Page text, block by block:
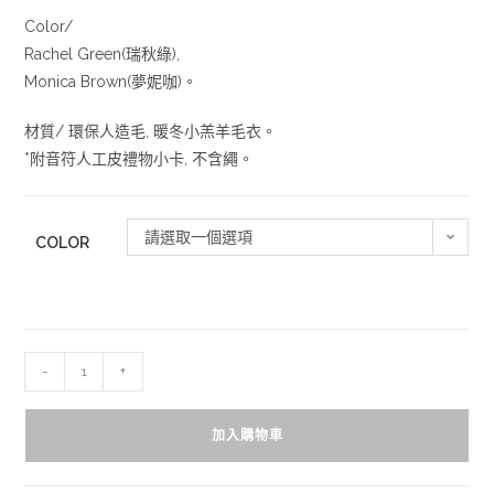
Color/
Rachel Green(瑞秋綠),
Monica Brown(夢妮咖)。
材質/ 環保人造毛, 暖冬小羔羊毛衣。
*附音符人工皮禮物小卡, 不含繩。
COLOR 請選取一個選項
- +
加入購物車